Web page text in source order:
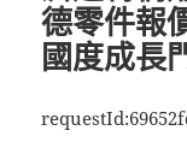
德零件報
國度成長